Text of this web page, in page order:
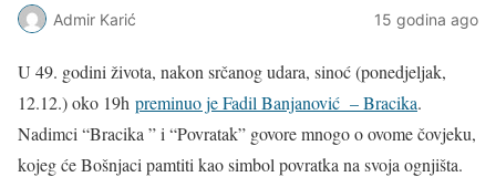
Admir Karić 15 godina ago
U 49. godini života, nakon srčanog udara, sinoć (ponedjeljak,
12.12.) oko 19h preminuo je Fadil Banjanović – Bracika.
Nadimci “Bracika ” i “Povratak” govore mnogo o ovome čovjeku,
kojeg će Bošnjaci pamtiti kao simbol povratka na svoja ognjišta.